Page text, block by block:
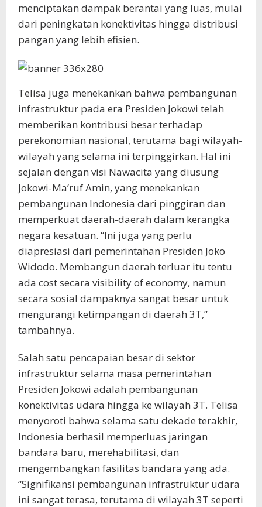
menciptakan dampak berantai yang luas, mulai
dari peningkatan konektivitas hingga distribusi
pangan yang lebih efisien.
Telisa juga menekankan bahwa pembangunan
infrastruktur pada era Presiden Jokowi telah
memberikan kontribusi besar terhadap
perekonomian nasional, terutama bagi wilayah-
wilayah yang selama ini terpinggirkan. Hal ini
sejalan dengan visi Nawacita yang diusung
Jokowi-Ma’ruf Amin, yang menekankan
pembangunan Indonesia dari pinggiran dan
memperkuat daerah-daerah dalam kerangka
negara kesatuan. “Ini juga yang perlu
diapresiasi dari pemerintahan Presiden Joko
Widodo. Membangun daerah terluar itu tentu
ada cost secara visibility of economy, namun
secara sosial dampaknya sangat besar untuk
mengurangi ketimpangan di daerah 3T,”
tambahnya.
Salah satu pencapaian besar di sektor
infrastruktur selama masa pemerintahan
Presiden Jokowi adalah pembangunan
konektivitas udara hingga ke wilayah 3T. Telisa
menyoroti bahwa selama satu dekade terakhir,
Indonesia berhasil memperluas jaringan
bandara baru, merehabilitasi, dan
mengembangkan fasilitas bandara yang ada.
“Signifikansi pembangunan infrastruktur udara
ini sangat terasa, terutama di wilayah 3T seperti